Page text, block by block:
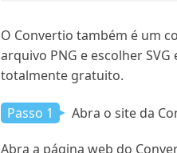
O Convertio também é um
arquivo PNG e escolher
totalmente gratuito.
Passo 1 Abra o site da
Abra a página web do